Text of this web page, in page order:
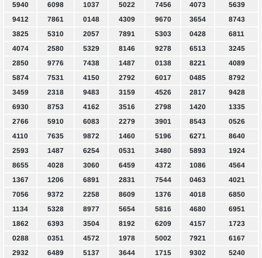
5940
6098 1037 5022 7456 4073
5639
9412
7861 0148 4309 9670 3654
8743
3825
5310 2057 7891 5303 0428
6811
4074
2580 5329 8146 9278 6513
3245
2850
9776 7438 1487 0138 8221
4089
5874
7531 4150 2792 6017 0485
8792
3459
2318 9483 3159 4526 2817
9428
6930
8753 4162 3516 2798 1420
1335
2766
5910 6083 2279 3901 8543
0526
4110
7635 9872 1460 5196 6271
8640
2593
1487 6254 0531 3480 5893
1924
8655
4028 3060 6459 4372 1086
4564
1367
1206 6891 2831 7544 0463
4021
7056
9372 2258 8609 1376 4018
6850
1134
5328 8977 5654 5816 4680
6951
1862
6393 3504 8192 6209 4157
1723
0288
0351 4572 1978 5002 7921
6167
2932
6489 5137 3644 1715 9302
5240